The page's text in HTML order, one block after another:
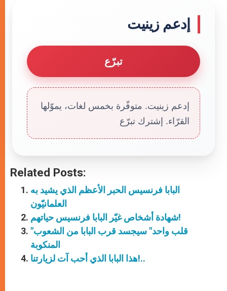
إدعم زينيت
تبرّع
إدعم زينيت. متوفّرة بخمس لغات، يموّلها
القرّاء. إشترك تبرّع
Related Posts:
البابا فرنسيس الحبر الأعظم الذي يشيد به
العلمانيّون
شهادة أشخاص غيّر البابا فرنسيس حياتهم!
"قلب واحد" سيجسد قرب البابا من الشعوب
المنكوبة
هذا البابا الذي أحب آت لزيارتنا!..